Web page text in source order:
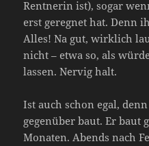
Rentnerin ist), sogar
erst geregnet hat. Denn
Alles! Na gut, wirklich
nicht – etwa so, als
lassen. Nervig halt.
Ist auch schon egal,
gegenüber baut. Er baut
Monaten. Abends nach